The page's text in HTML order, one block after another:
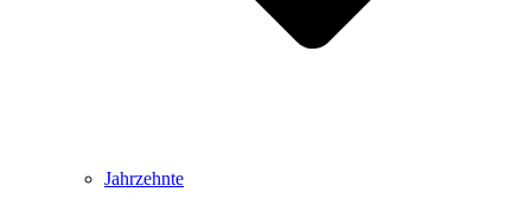
Jahrzehnte